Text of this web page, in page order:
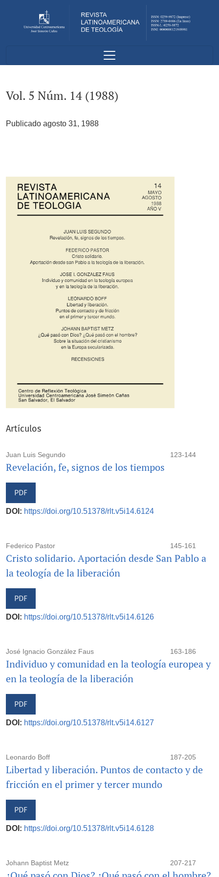
Vol. 5 Núm. 14 (1988)
Publicado agosto 31, 1988
Artículos
Juan Luis Segundo 123-144
Revelación, fe, signos de los tiempos
PDF
DOI: https://doi.org/10.51378/rlt.v5i14.6124
Federico Pastor 145-161
Cristo solidario. Aportación desde San Pablo a
la teología de la liberación
PDF
DOI: https://doi.org/10.51378/rlt.v5i14.6126
José Ignacio González Faus 163-186
Individuo y comunidad en la teología europea y
en la teología de la liberación
PDF
DOI: https://doi.org/10.51378/rlt.v5i14.6127
Leonardo Boff 187-205
Libertad y liberación. Puntos de contacto y de
fricción en el primer y tercer mundo
PDF
DOI: https://doi.org/10.51378/rlt.v5i14.6128
Johann Baptist Metz 207-217